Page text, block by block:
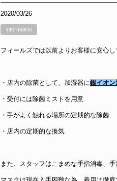
2020/03/26
Information
フィールズでは以前よりお客様に安心
・店内の除菌として、加湿器に銀イオン
・受付には除菌ミストを用意
・手がよく触れる場所の定期的な除菌
・店内の定期的な換気
また、スタッフはこまめな手指消毒、